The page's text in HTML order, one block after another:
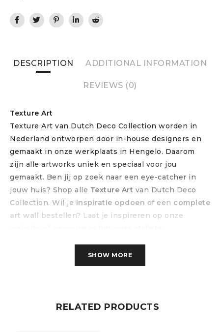
DESCRIPTION ADDITIONAL INFORMATION
REVIEWS (0)
Texture Art
Texture Art van Dutch Deco Collection worden in
Nederland ontworpen door in-house designers en
gemaakt in onze werkplaats in Hengelo. Daarom
zijn alle artworks uniek en speciaal voor jou
gemaakt. Ben jij op zoek naar een eye-catcher in
jouw huis? Shop alle Texture Art van Dutch Deco
Collection. Wil je inspiratie opdoen of een complete
art wall bestellen? Laat je inspireren op onze
Volg ons op social media!SHOW MORE
RELATED PRODUCTS